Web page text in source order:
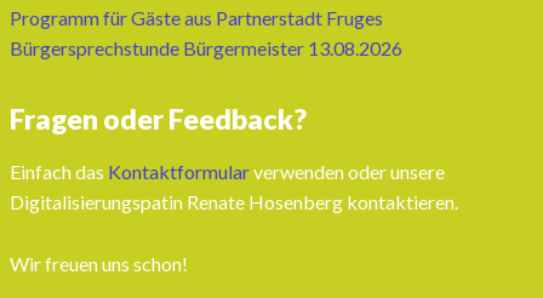
Programm für Gäste aus Partnerstadt Fruges
Bürgersprechstunde Bürgermeister 13.08.2026
Fragen oder Feedback?
Einfach das Kontaktformularverwenden oder unsere
Digitalisierungspatin Renate Hosenberg kontaktieren.
Wir freuen uns schon!